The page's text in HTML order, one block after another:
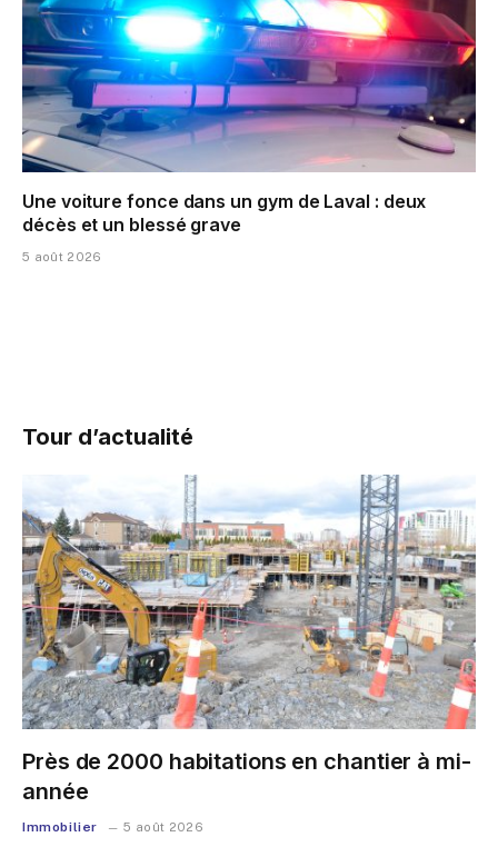
Une voiture fonce dans un gym de Laval : deux
décès et un blessé grave
5 août 2026
Tour d’actualité
Près de 2000 habitations en chantier à mi-
année
Immobilier 5 août 2026